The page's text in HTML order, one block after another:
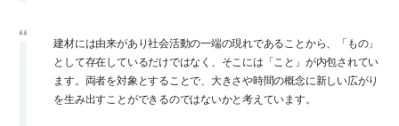
建材には由来があり社会活動の一端の現れであることから、「もの」
として存在しているだけではなく、そこには「こと」が内包されてい
ます。両者を対象とすることで、大きさや時間の概念に新しい広がり
を生み出すことができるのではないかと考えています。